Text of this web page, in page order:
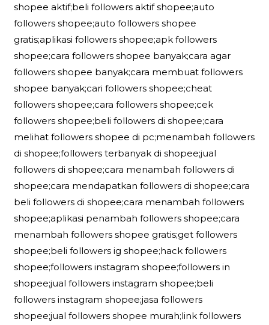
shopee aktif;beli followers aktif shopee;auto
followers shopee;auto followers shopee
gratis;aplikasi followers shopee;apk followers
shopee;cara followers shopee banyak;cara agar
followers shopee banyak;cara membuat followers
shopee banyak;cari followers shopee;cheat
followers shopee;cara followers shopee;cek
followers shopee;beli followers di shopee;cara
melihat followers shopee di pc;menambah followers
di shopee;followers terbanyak di shopee;jual
followers di shopee;cara menambah followers di
shopee;cara mendapatkan followers di shopee;cara
beli followers di shopee;cara menambah followers
shopee;aplikasi penambah followers shopee;cara
menambah followers shopee gratis;get followers
shopee;beli followers ig shopee;hack followers
shopee;followers instagram shopee;followers in
shopee;jual followers instagram shopee;beli
followers instagram shopee;jasa followers
shopee;jual followers shopee murah;link followers